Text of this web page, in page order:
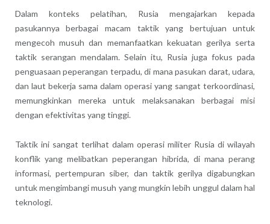
Dalam konteks pelatihan, Rusia mengajarkan kepada
pasukannya berbagai macam taktik yang bertujuan untuk
mengecoh musuh dan memanfaatkan kekuatan gerilya serta
taktik serangan mendalam. Selain itu, Rusia juga fokus pada
penguasaan peperangan terpadu, di mana pasukan darat, udara,
dan laut bekerja sama dalam operasi yang sangat terkoordinasi,
memungkinkan mereka untuk melaksanakan berbagai misi
dengan efektivitas yang tinggi.
Taktik ini sangat terlihat dalam operasi militer Rusia di wilayah
konflik yang melibatkan peperangan hibrida, di mana perang
informasi, pertempuran siber, dan taktik gerilya digabungkan
untuk mengimbangi musuh yang mungkin lebih unggul dalam hal
teknologi.